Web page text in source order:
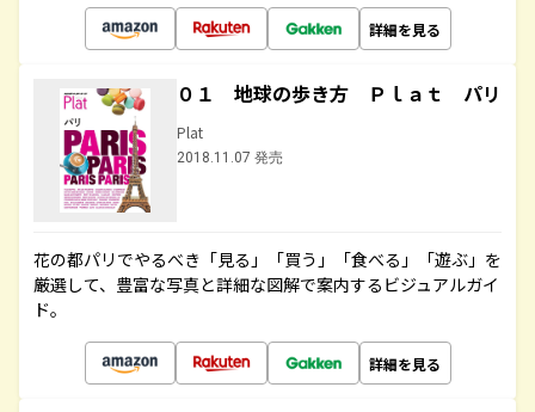
詳細を見る
０１ 地球の歩き方 Ｐｌａｔ パリ
Plat
2018.11.07 発売
花の都パリでやるべき「見る」「買う」「食べる」「遊ぶ」を
厳選して、豊富な写真と詳細な図解で案内するビジュアルガイ
ド。
詳細を見る